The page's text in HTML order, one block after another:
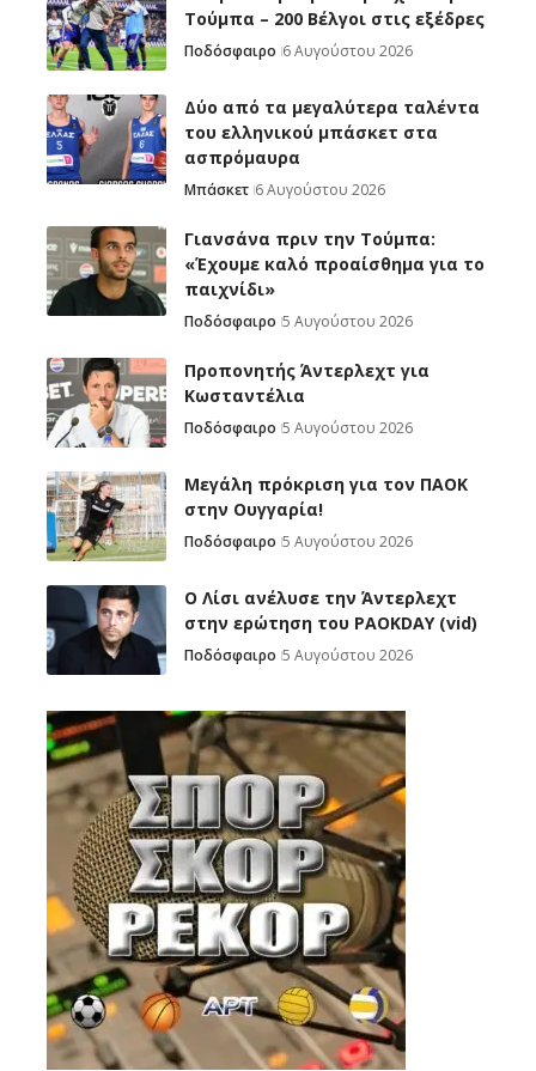
Τούμπα – 200 Βέλγοι στις εξέδρες
Ποδόσφαιρο 6 Αυγούστου 2026
Δύο από τα μεγαλύτερα ταλέντα
του ελληνικού μπάσκετ στα
ασπρόμαυρα
Μπάσκετ 6 Αυγούστου 2026
Γιανσάνα πριν την Τούμπα:
«Έχουμε καλό προαίσθημα για το
παιχνίδι»
Ποδόσφαιρο 5 Αυγούστου 2026
Προπονητής Άντερλεχτ για
Κωσταντέλια
Ποδόσφαιρο 5 Αυγούστου 2026
Μεγάλη πρόκριση για τον ΠΑΟΚ
στην Ουγγαρία!
Ποδόσφαιρο 5 Αυγούστου 2026
Ο Λίσι ανέλυσε την Άντερλεχτ
στην ερώτηση του PAOKDAY (vid)
Ποδόσφαιρο 5 Αυγούστου 2026